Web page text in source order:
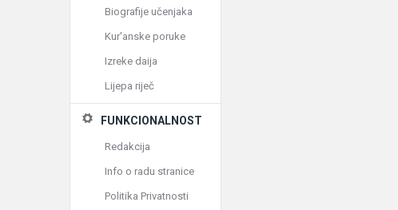
Biografije učenjaka
Kur'anske poruke
Izreke daija
Lijepa riječ
FUNKCIONALNOST
Redakcija
Info o radu stranice
Politika Privatnosti